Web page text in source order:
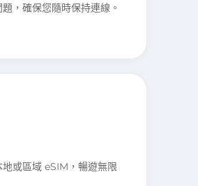
，確保您隨時保持連線。
或區域 eSIM，暢遊無限